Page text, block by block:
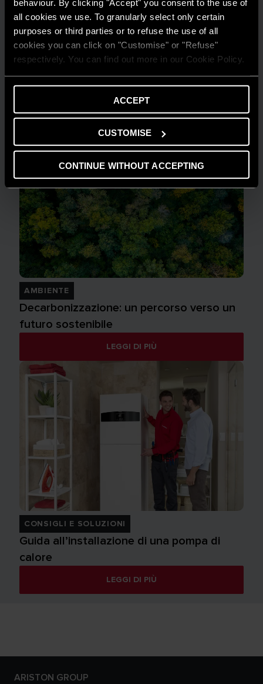
behaviour. By clicking "Accept" you consent to the use of
all cookies we use. To granularly select only certain
purposes or third parties or to refuse the use of all
cookies you can click on "Customise" or "Refuse"
respectively. You can find out more in our Cookie Policy.
ACCEPT
CUSTOMISE
CONTINUE WITHOUT ACCEPTING
CONSIGLI E SOLUZIONI
Comprendere la flessibilità energetica in
LEGGI DI PIÙ
AMBIENTE
Decarbonizzazione: un percorso verso un
futuro sostenibile
LEGGI DI PIÙ
CONSIGLI E SOLUZIONI
Guida all’installazione di una pompa di
calore
LEGGI DI PIÙ
ARISTON GROUP